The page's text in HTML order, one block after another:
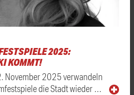
2025:
KOMMT!
November 2025 verwandeln
die Stadt wieder …